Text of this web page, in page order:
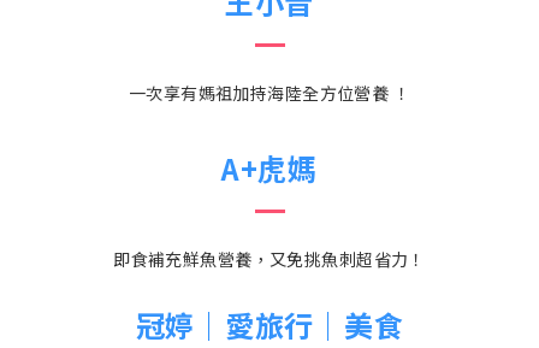
一次享有媽祖加持海陸全方位營養 ！
A+虎媽
即食補充鮮魚營養，又免挑魚刺超省力！
冠婷｜愛旅行｜美食